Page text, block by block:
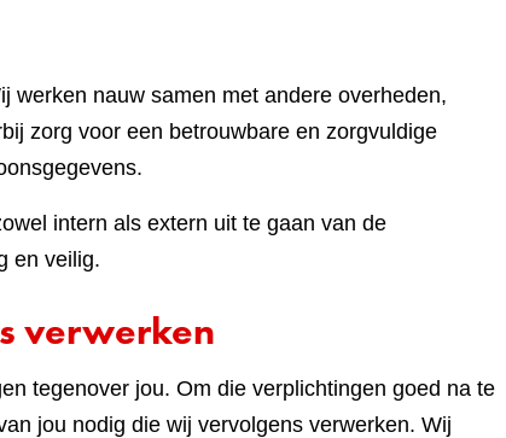
werken nauw samen met andere overheden,
zorg voor een betrouwbare en zorgvuldige
intern als extern uit te gaan van de
en veilig.
verwerken
tegenover jou. Om die verplichtingen goed na te
jou nodig die wij vervolgens verwerken. Wij